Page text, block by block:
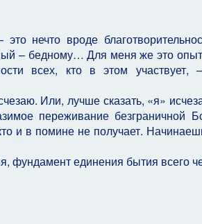
нечто вроде
– бедному… Для меня же это
всех, кто в этом
Или, лучше сказать, «я»
переживание безграничной
и в помине не получает.
фундамент единения бытия всего